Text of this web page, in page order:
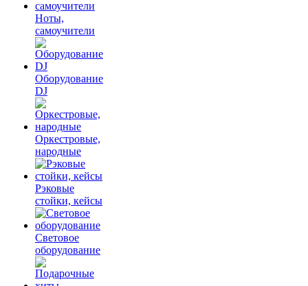
Ноты,
самоучители
Оборудование
DJ
Оркестровые,
народные
Рэковые
стойки, кейсы
Световое
оборудование